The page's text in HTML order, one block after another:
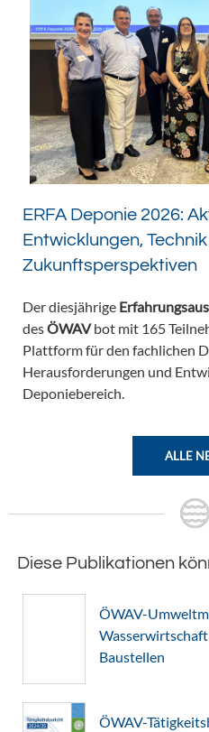
ERFA Deponie 2026:
Entwicklungen,
Zukunftsperspektiven
Der diesjährige
desÖWAVbot mit 165
Plattform für den fachlichen
Herausforderungen und
Deponiebereich.
ALLE
Diese Publikationen
ÖWAV-
Baustellen
ÖWAV-